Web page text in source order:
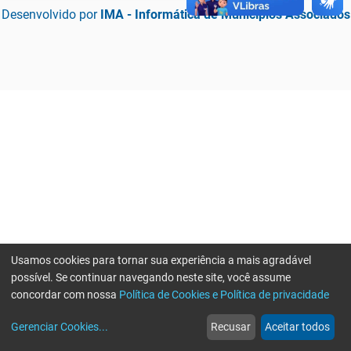
Desenvolvido por IMA - Informática de Municípios Associados
web
Notícias
more_horiz
Mais
Usamos cookies para tornar sua experiência a mais agradável
possível. Se continuar navegando neste site, você assume
concordar com nossa Política de Cookies e Política de privacidade
Gerenciar Cookies... Recusar Aceitar todos
Erro ao enviar informações, por favor tente novamente